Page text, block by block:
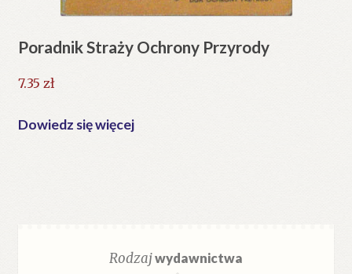
Poradnik Straży Ochrony Przyrody
7.35 zł
Dowiedz się więcej
Rodzajwydawnictwa